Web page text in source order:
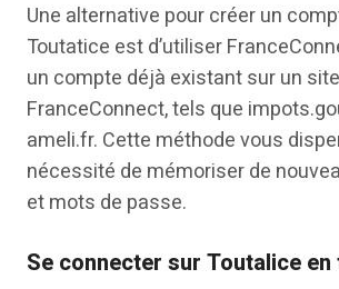
Une alternative pour créer un
Toutatice est d’utiliser
un compte déjà existant sur un
FranceConnect, tels que
ameli.fr. Cette méthode vous
nécessité de mémoriser de
et mots de passe.
Se connecter sur Toutalice en